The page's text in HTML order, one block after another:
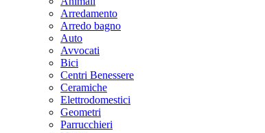
Arredamento
Arredo bagno
Auto
Avvocati
Bici
Centri Benessere
Ceramiche
Elettrodomestici
Geometri
Parrucchieri